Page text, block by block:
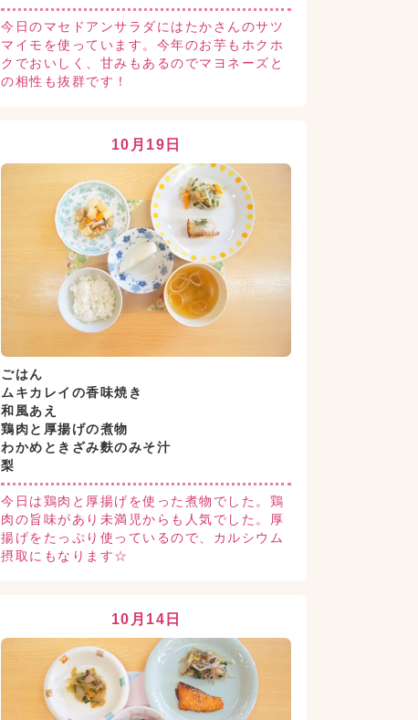
今日のマセドアンサラダにはたかさんのサツ
マイモを使っています。今年のお芋もホクホ
クでおいしく、甘みもあるのでマヨネーズと
の相性も抜群です！
10月19日
ごはん
ムキカレイの香味焼き
和風あえ
鶏肉と厚揚げの煮物
わかめときざみ麩のみそ汁
梨
今日は鶏肉と厚揚げを使った煮物でした。鶏
肉の旨味があり未満児からも人気でした。厚
揚げをたっぷり使っているので、カルシウム
摂取にもなります☆
10月14日